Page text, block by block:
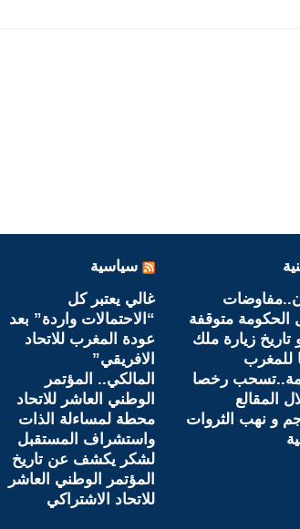
الحكومة متوقفة
تاريخ زيارة ملك
للمغرب
رخصا
المقالع
و نهب الثروات
سياسية
غالي يعتبر كل
“الاحتمالات واردة” بعد
عودة المغرب للاتحاد
الافريقي”
المالكي.. المؤتمر
الوطني العاشر للاتحاد
محطة لمساءلة الذات
واستشراف المستقبل
لشكر يكشف عن تاريخ
المؤتمر الوطني العاشر
للاتحاد الاشتراكي